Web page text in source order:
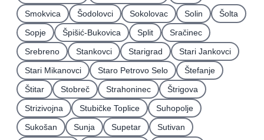
Smokvica
Šodolovci Sokolovac Solin
Šolta
Sopje
Špišić-Bukovica Split
Sračinec
Srebreno
Stankovci Starigrad
Stari Jankovci
Stari Mikanovci
Staro Petrovo Selo
Štefanje
Štitar
Stobreč Strahoninec
Štrigova
Strizivojna
Stubičke Toplice
Suhopolje
Sukošan
Sunja Supetar
Sutivan